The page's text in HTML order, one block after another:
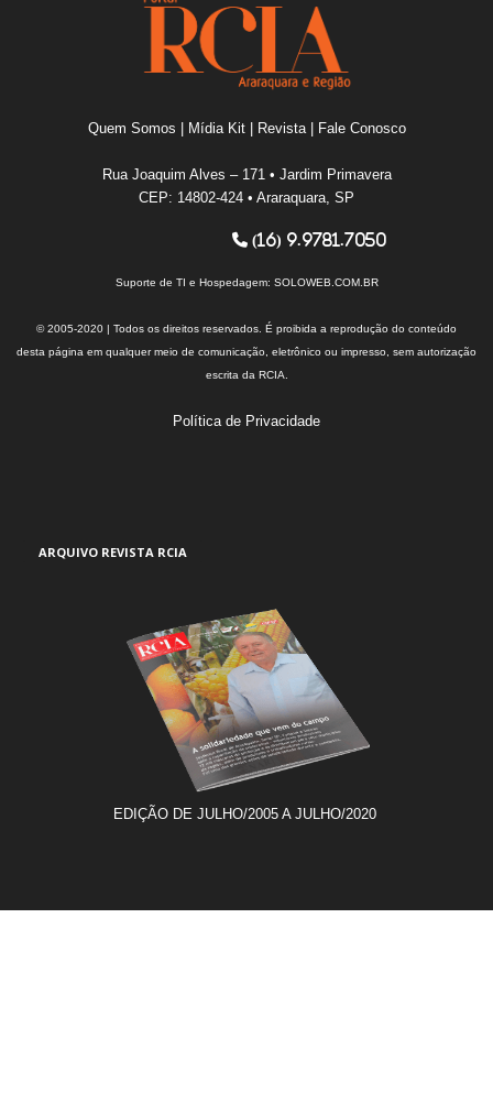
Quem Somos Mídia Kit| Revista| Fale Conosco
Rua Joaquim Alves – 171 • Jardim Primavera
CEP: 14802-424 • Araraquara, SP
(16) 9.9781.7050
Suporte de TI e Hospedagem: SOLOWEB.COM.BR
© 2005-2020 | Todos os direitos reservados. É proibida a reprodução do conteúdo
desta página em qualquer meio de comunicação, eletrônico ou impresso, sem autorização
escrita da RCIA.
Política de Privacidade
ARQUIVO REVISTA RCIA
EDIÇÃO DE JULHO/2005 A JULHO/2020